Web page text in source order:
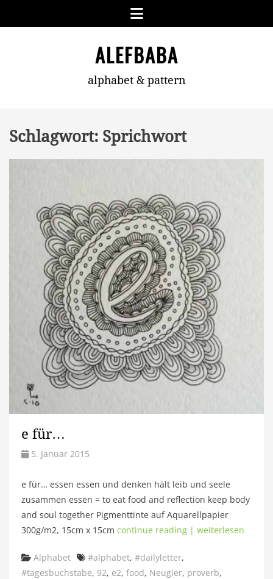
Menu
ALEFBABA
alphabet & pattern
Schlagwort: Sprichwort
e für…
5. Januar 2015
e für… essen essen und denken hält leib und seele
zusammen essen = to eat food and reflection keep body
and soul together Pigmenttinte auf Aquarellpapier
300g/m2, 15cm x 15cm continue reading | weiterlesen
Categories
Alphabet Tags
#alphabet, #dailyletter,
#tagesbuchstabe, 92, e2, food, Neugier, proverb,